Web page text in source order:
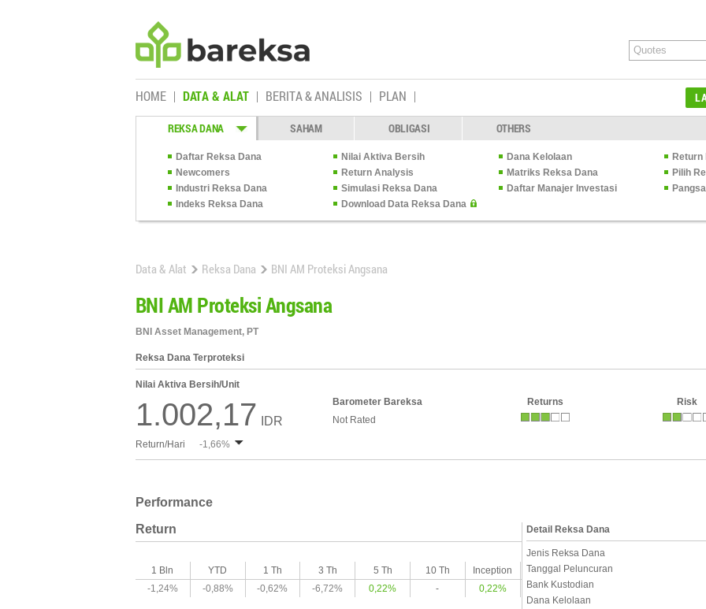
HOME DATA & ALAT BERITA & ANALISIS PLAN
REKSA DANA SAHAM OBLIGASI OTHERS
Daftar Reksa Dana Nilai Aktiva Bersih Dana Kelolaan
Newcomers
Return Analysis Matriks Reksa Dana
Pilih
Industri Reksa Dana
Simulasi Reksa Dana Daftar Manajer Investasi
Indeks Reksa Dana
Download Data Reksa Dana
Data & Alat Reksa Dana BNI AM Proteksi Angsana
BNI AM Proteksi Angsana
BNI Asset Management, PT
Reksa Dana Terproteksi
Nilai Aktiva Bersih/Unit
1.002,17 IDR
Barometer Bareksa
Not Rated
Returns Risk
Return/Hari -1,66%
Performance
Return
1 Bln YTD 1 Th 3 Th 5 Th 10 Th
Inception
-1,24%
-0,88% -0,62% -6,72% 0,22% - 0,22%
Detail Reksa Dana
Jenis Reksa Dana
Tanggal Peluncuran
Bank Kustodian
Dana Kelolaan